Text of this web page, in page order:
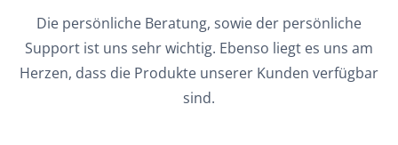
Die persönliche Beratung, sowie der persönliche
Support ist uns sehr wichtig. Ebenso liegt es uns am
Herzen, dass die Produkte unserer Kunden verfügbar
sind.